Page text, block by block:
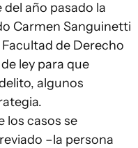
año pasado la
Carmen Sanguinetti
de Derecho
ley para que
algunos
los casos se
–la persona